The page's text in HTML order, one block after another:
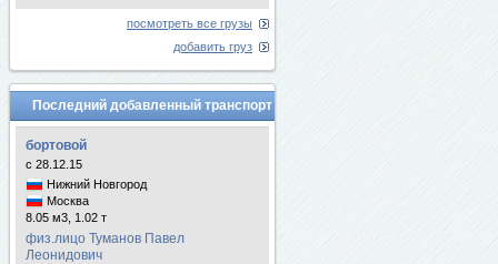
посмотреть все грузы
добавить груз
Последний добавленный транспорт
бортовой
с 28.12.15
Нижний Новгород
Москва
8.05 м3, 1.02 т
физ.лицо Туманов Павел
Леонидович